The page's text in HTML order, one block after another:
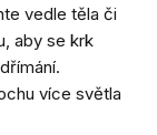
vedle těla či
aby se krk
více světla